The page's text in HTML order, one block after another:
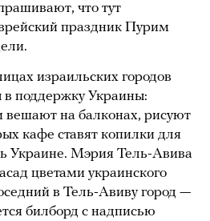
что тут
праздник Пурим
израильских городов
поддержку Украины:
вешают на балконах, рисуют
кафе ставят копилки для
Украине. Мэрия Тель-Авива
цветами украинского
в Тель-Авиву город —
билборд с надписью